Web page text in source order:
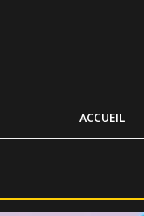
ACCUEIL